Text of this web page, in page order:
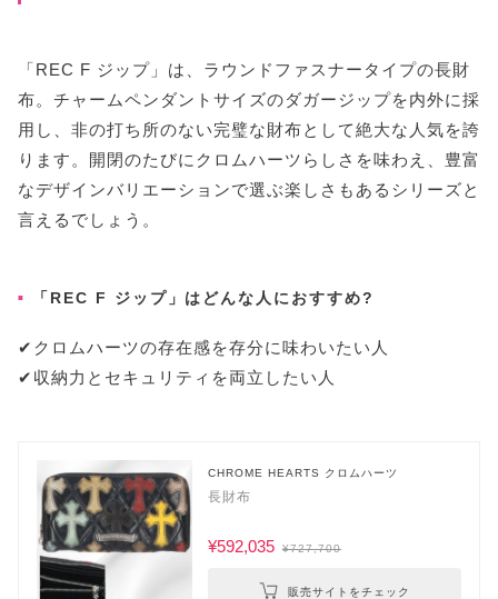
「REC F ジップ」は、ラウンドファスナータイプの長財
布。チャームペンダントサイズのダガージップを内外に採
用し、非の打ち所のない完璧な財布として絶大な人気を誇
ります。開閉のたびにクロムハーツらしさを味わえ、豊富
なデザインバリエーションで選ぶ楽しさもあるシリーズと
言えるでしょう。
「REC F ジップ」はどんな人におすすめ?
✔︎クロムハーツの存在感を存分に味わいたい人
✔︎収納力とセキュリティを両立したい人
CHROME HEARTS クロムハーツ
長財布
¥592,035 ¥727,700
販売サイトをチェック